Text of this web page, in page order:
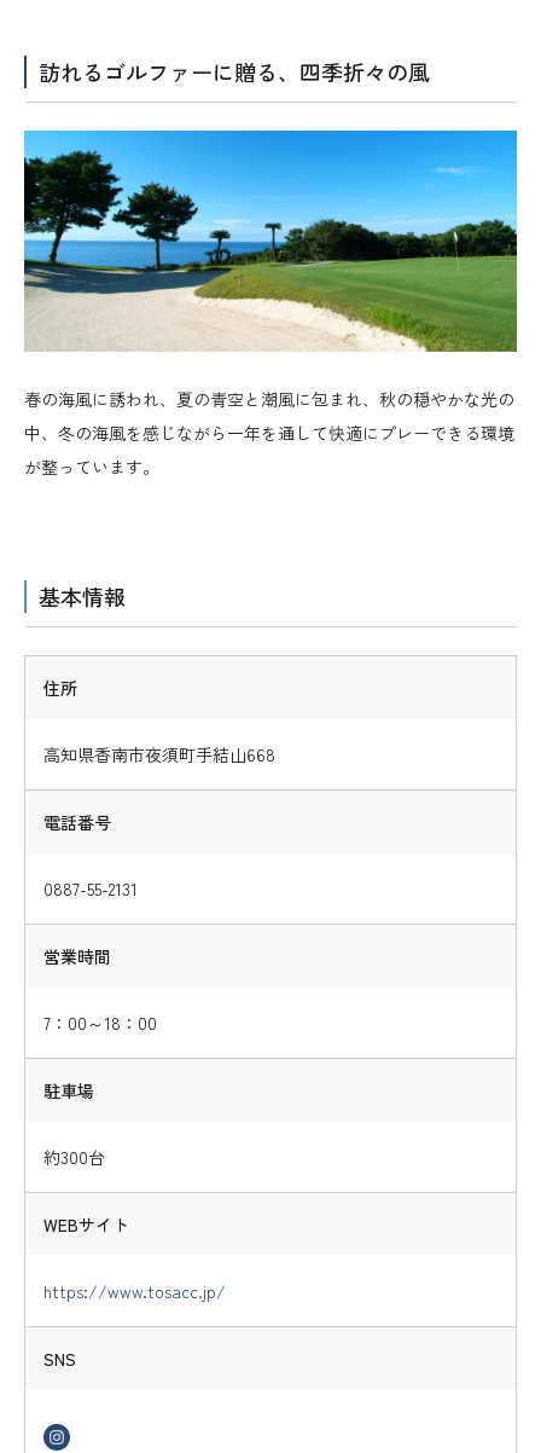
訪れるゴルファーに贈る、四季折々の風
春の海風に誘われ、夏の青空と潮風に包まれ、秋の穏やかな光の
中、冬の海風を感じながら一年を通して快適にプレーできる環境
が整っています。
基本情報
住所
高知県香南市夜須町手結山668
電話番号
0887-55-2131
営業時間
7：00～18：00
駐車場
約300台
WEBサイト
https://www.tosacc.jp/
SNS